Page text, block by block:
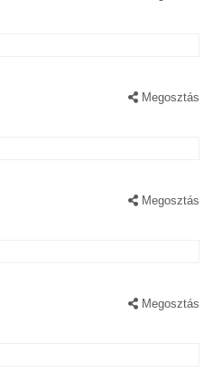
Megosztás
Megosztás
Megosztás